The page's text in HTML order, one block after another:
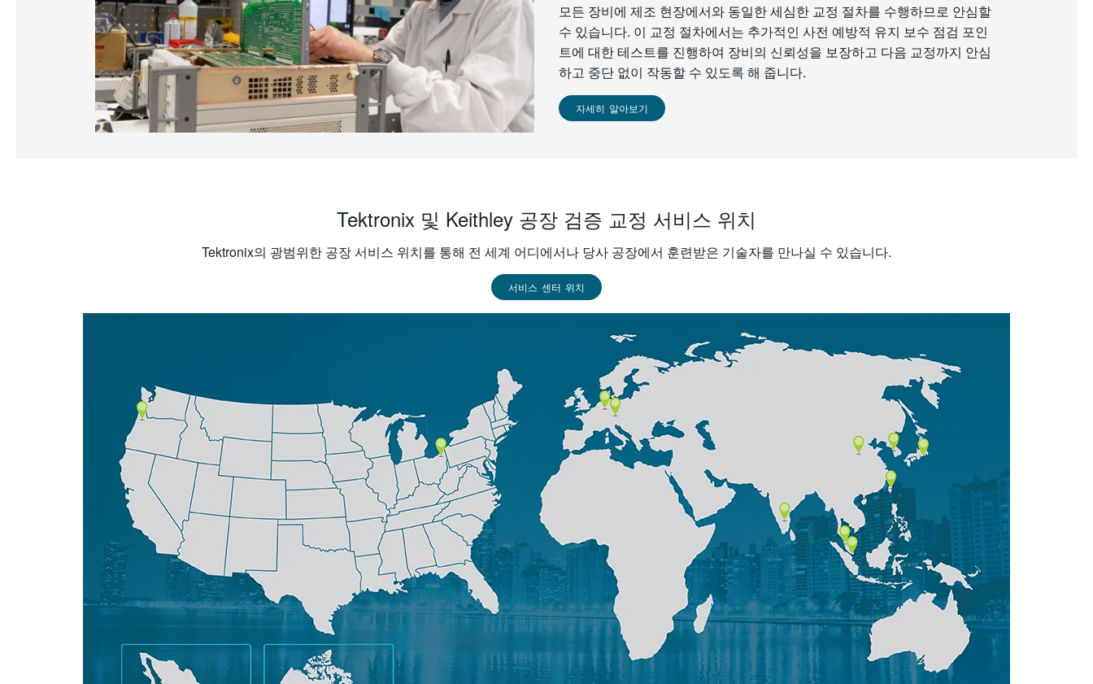
모든 장비에 제조 현장에서와 동일한 세심한 교정 절차를 수행하므로 안심할
수 있습니다. 이 교정 절차에서는 추가적인 사전 예방적 유지 보수 점검 포인
트에 대한 테스트를 진행하여 장비의 신뢰성을 보장하고 다음 교정까지 안심
하고 중단 없이 작동할 수 있도록 해 줍니다.
자세히 알아보기
Tektronix 및 Keithley 공장 검증 교정 서비스 위치
Tektronix의 광범위한 공장 서비스 위치를 통해 전 세계 어디에서나 당사 공장에서 훈련받은 기술자를 만나실 수 있습니다.
서비스 센터 위치